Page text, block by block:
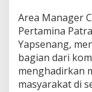
Area Manager
Pertamina
Yapsenang,
bagian dari
menghadirkan
masyarakat di